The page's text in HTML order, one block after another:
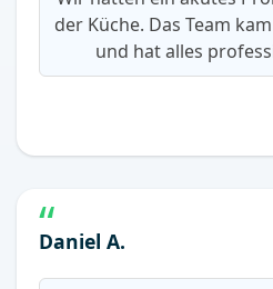
der Küche. Das Team
und hat alles
Daniel A.